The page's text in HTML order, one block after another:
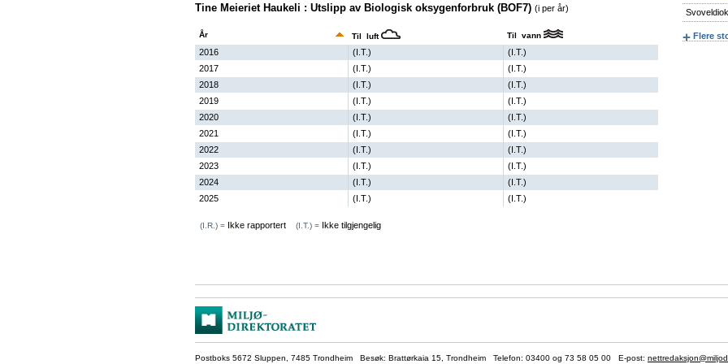
Tine Meieriet Haukeli : Utslipp av Biologisk oksygenforbruk (BOF7) (i per år)
År Til luft Til vann
2016 (I.T.)
(I.T.)
2017
(I.T.)
(I.T.)
2018
(I.T.)
(I.T.)
2019
(I.T.)
(I.T.)
2020
(I.T.)
(I.T.)
2021
(I.T.)
(I.T.)
2022
(I.T.)
(I.T.)
2023
(I.T.)
(I.T.)
2024
(I.T.)
(I.T.)
2025
(I.T.) (I.T.)
(I.R.) = Ikke rapportert (I.T.) = Ikke tilgjengelig
Flere
Postboks 5672 Sluppen, 7485 Trondheim Besøk: Brattørkaia 15, Trondheim Telefon: 03400 og 73 58 05 00 E-post: